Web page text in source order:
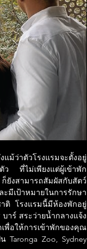
ม้ว่าตัวโรงแรมจะตั้งอยู่
ตัว ที่ไม่เพียงแต่ผู้เข้าพัก
ยังสามารถสัมผัสกับสัตว์
มีเป้าหมายในการรักษา
าติ โรงแรมนี้มีห้องพักอยู่
าร์ สระว่ายน้ำกลางแจ้ง
พื่อให้การเข้าพักของคุณ
Taronga Zoo, Sydney